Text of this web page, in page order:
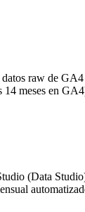
raw de
meses en
(Data